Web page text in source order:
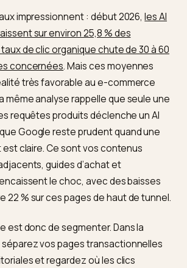
encourageante, qu’on ne le dit. Voici
baisse et la récupérer.
réelle, pas
impressionnent : début 2026,
sur environ 25,8 % des
taux de clic organique chute de 30 à
concernées. Mais ces moyennes
très favorable au e-commerce
requêtes produits déclenche un AI
que Google reste prudent quand